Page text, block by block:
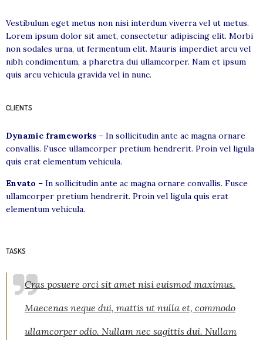
Vestibulum eget metus non nisi interdum viverra vel ut metus.
Lorem ipsum dolor sit amet, consectetur adipiscing elit. Morbi
non sodales urna, ut fermentum elit. Mauris imperdiet arcu vel
nibh condimentum, a pharetra dui ullamcorper. Nam et ipsum
quis arcu vehicula gravida vel in nunc.
CLIENTS
Dynamic frameworks – In sollicitudin ante ac magna ornare
convallis. Fusce ullamcorper pretium hendrerit. Proin vel ligula
quis erat elementum vehicula.
Envato – In sollicitudin ante ac magna ornare convallis. Fusce
ullamcorper pretium hendrerit. Proin vel ligula quis erat
elementum vehicula.
TASKS
Cras posuere orci sit amet nisi euismod maximus.
Maecenas neque dui, mattis ut nulla et, commodo
ullamcorper odio. Nullam nec sagittis dui. Nullam